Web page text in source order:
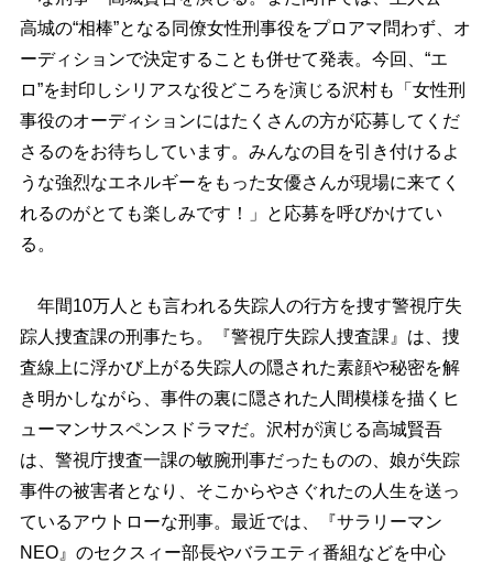
高城の“相棒”となる同僚女性刑事役をプロアマ問わず、オ
ーディションで決定することも併せて発表。今回、“エ
ロ”を封印しシリアスな役どころを演じる沢村も「女性刑
事役のオーディションにはたくさんの方が応募してくだ
さるのをお待ちしています。みんなの目を引き付けるよ
うな強烈なエネルギーをもった女優さんが現場に来てく
れるのがとても楽しみです！」と応募を呼びかけてい
る。
年間10万人とも言われる失踪人の行方を捜す警視庁失
踪人捜査課の刑事たち。『警視庁失踪人捜査課』は、捜
査線上に浮かび上がる失踪人の隠された素顔や秘密を解
き明かしながら、事件の裏に隠された人間模様を描くヒ
ューマンサスペンスドラマだ。沢村が演じる高城賢吾
は、警視庁捜査一課の敏腕刑事だったものの、娘が失踪
事件の被害者となり、そこからやさぐれたの人生を送っ
ているアウトローな刑事。最近では、『サラリーマン
NEO』のセクスィー部長やバラエティ番組などを中心